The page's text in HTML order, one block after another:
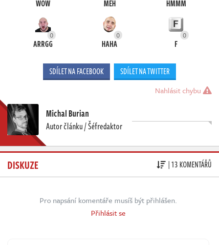
WOW MEH HMMM
0
ARRGG
0
HAHA
0
F
SDÍLET NA FACEBOOK SDÍLET NA TWITTER
Nahlásit chybu
Michal Burian
Autor článku / Šéfredaktor
DISKUZE | 13 KOMENTÁŘŮ
Pro napsání komentáře musíš být přihlášen.
Přihlásit se